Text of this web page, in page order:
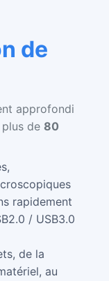
de
approfondi
de 80
rapidement
/ USB3.0
de la
au